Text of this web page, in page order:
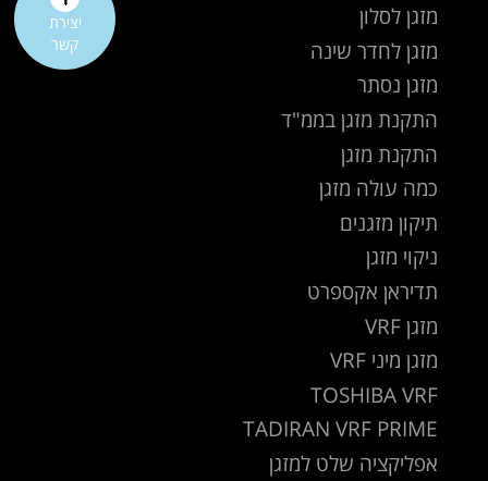
מזגן לסלון
מזגן לחדר שינה
מזגן נסתר
התקנת מזגן בממ"ד
התקנת מזגן
כמה עולה מזגן
תיקון מזגנים
ניקוי מזגן
תדיראן אקספרט
מזגן VRF
מזגן מיני VRF
TOSHIBA VRF
TADIRAN VRF PRIME
אפליקציה שלט למזגן
יצירת
קשר